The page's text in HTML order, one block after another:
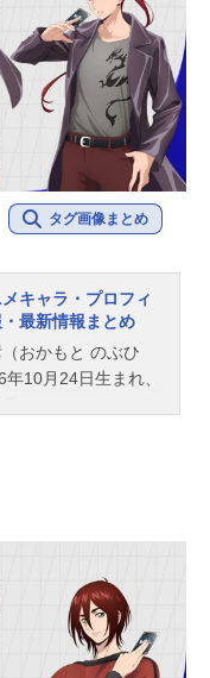
タグ画像まとめ
キャラ・プロフィ
最新情報まとめ
おかもと のぶひ
10月24日生まれ、
ャラクターを多く